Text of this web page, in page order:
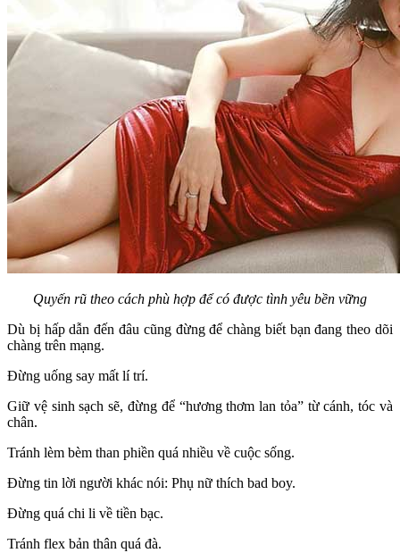
Quyến rũ theo cách phù hợp để có được tình yêu bền vững
Dù bị hấp dẫn đến đâu cũng đừng để chàng biết bạn đang theo dõi
chàng trên mạng.
Đừng uống say mất lí trí.
Giữ vệ sinh sạch sẽ, đừng để “hương thơm lan tỏa” từ cánh, tóc và
chân.
Tránh lèm bèm than phiền quá nhiều về cuộc sống.
Đừng tin lời người khác nói: Phụ nữ thích bad boy.
Đừng quá chi li về tiền bạc.
Tránh flex bản thân quá đà.